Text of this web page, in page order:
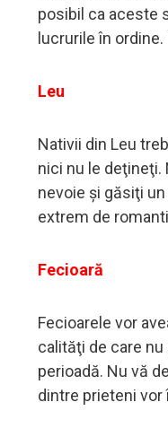
posibil ca aceste
lucrurile în
Leu
Nativii din Leu
nici nu le
nevoie şi găsiţi
extrem de
Fecioară
Fecioarele vor
calităţi de care
perioadă. Nu vă
dintre prieteni